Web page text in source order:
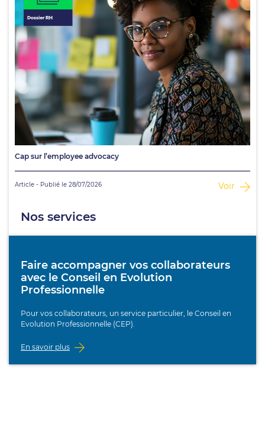
Cap sur l’employee advocacy
Article - Publié le 28/07/2026 Voir
Nos services
Faire accompagner vos collaborateurs
avec le Conseil en Evolution
Professionnelle
Pour vos collaborateurs, un service particulier, le Conseil en
Evolution Professionnelle (CEP).
En savoir plus